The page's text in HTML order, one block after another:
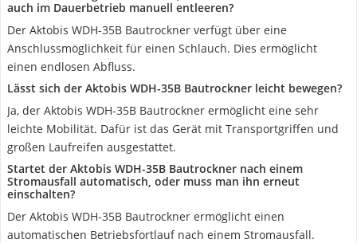
auch im Dauerbetrieb manuell entleeren?
Der Aktobis WDH-35B Bautrockner verfügt über eine
Anschlussmöglichkeit für einen Schlauch. Dies ermöglicht
einen endlosen Abfluss.
Lässt sich der Aktobis WDH-35B Bautrockner leicht bewegen?
Ja, der Aktobis WDH-35B Bautrockner ermöglicht eine sehr
leichte Mobilität. Dafür ist das Gerät mit Transportgriffen und
großen Laufreifen ausgestattet.
Startet der Aktobis WDH-35B Bautrockner nach einem
Stromausfall automatisch, oder muss man ihn erneut
einschalten?
Der Aktobis WDH-35B Bautrockner ermöglicht einen
automatischen Betriebsfortlauf nach einem Stromausfall.